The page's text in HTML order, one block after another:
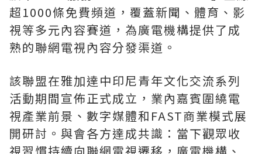
超1000條免費頻道，覆蓋新聞、體育、影
視等多元內容賽道，為廣電機構提供了成
熟的聯網電視內容分發渠道。
該聯盟在雅加達中印尼青年文化交流系列
活動期間宣佈正式成立，業內嘉賓圍繞電
視產業前景、數字媒體和FAST商業模式展
開研討。與會各方達成共識：當下觀眾收
視習慣持續向聯網電視遷移，廣電機構、